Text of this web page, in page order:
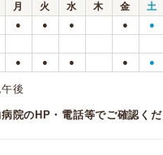
月 火 水 木 金 土
● ● ● ● ●
● ● ● ● ●
午後
院のHP・電話等でご確認くだ